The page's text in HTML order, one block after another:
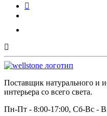
Поставщик натурального и
интерьера со всего света.
Пн-Пт - 8:00-17:00, Сб-Вс -